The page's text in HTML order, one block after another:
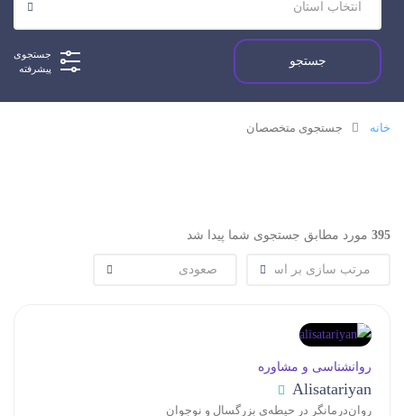
جستجوی
پیشرفته
خانه جستجوی متخصصان
395 مورد مطابق جستجوی شما پیدا شد
روانشناسی و مشاوره
Alisatariyan
روان‌درمانگر در حیطه‌ی بزرگسال و نوجوان